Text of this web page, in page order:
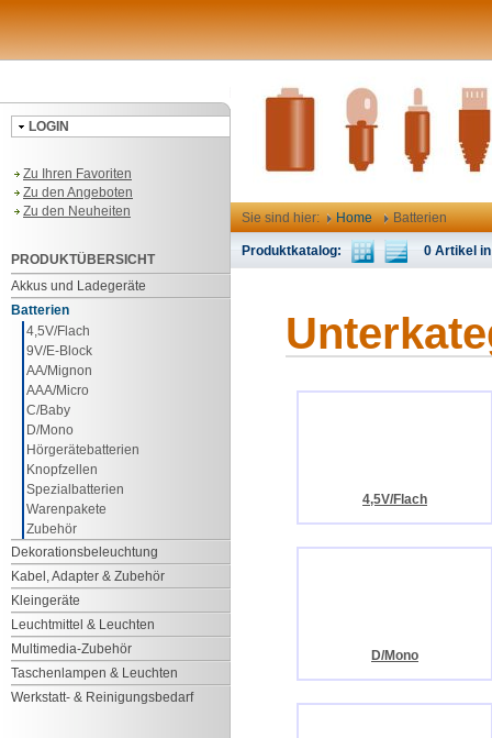
LOGIN
Zu Ihren Favoriten
Zu den Angeboten
Zu den Neuheiten
PRODUKTÜBERSICHT
Akkus und Ladegeräte
Batterien
4,5V/Flach
9V/E-Block
AA/Mignon
AAA/Micro
C/Baby
D/Mono
Hörgerätebatterien
Knopfzellen
Spezialbatterien
Warenpakete
Zubehör
Dekorationsbeleuchtung
Kabel, Adapter & Zubehör
Kleingeräte
Leuchtmittel & Leuchten
Multimedia-Zubehör
Taschenlampen & Leuchten
Werkstatt- & Reinigungsbedarf
Sie sind hier: Home Batterien
Produktkatalog: 0 Artikel in
4,5V/Flach
D/Mono